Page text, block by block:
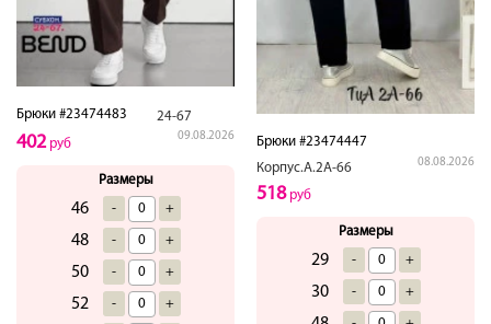
Брюки #23474483 24-67
09.08.2026
402руб
Размеры
46 - +
48 - +
50 - +
52 - +
Брюки #23474447
Корпус.А.2А-66
08.08.2026
518руб
Размеры
29 - +
30 - +